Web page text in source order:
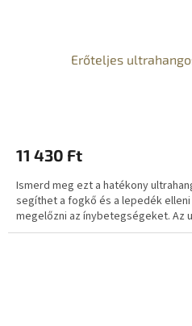
Erőteljes
11 430 Ft
Ismerd meg ezt a hatékony
segíthet a fogkő és a lepedék
megelőzni az ínybetegségeket. Az